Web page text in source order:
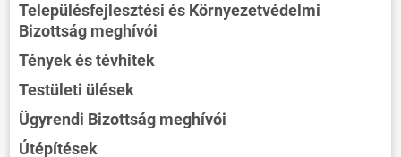
Településfejlesztési és Környezetvédelmi
Bizottság meghívói
Tények és tévhitek
Testületi ülések
Ügyrendi Bizottság meghívói
Útépítések